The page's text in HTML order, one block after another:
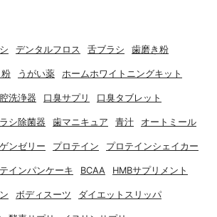
デンタルフロス 舌ブラシ 歯磨き粉
うがい薬 ホームホワイトニングキット
洗浄器 口臭サプリ 口臭タブレット
シ除菌器 歯マニキュア 青汁 オートミール
ンゼリー プロテイン プロテインシェイカー
インパンケーキ BCAA HMBサプリメント
ボディスーツ ダイエットスリッパ